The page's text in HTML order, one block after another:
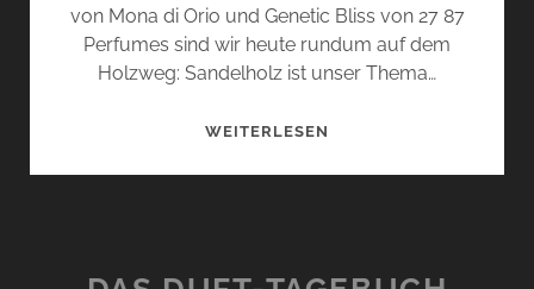
von Mona di Orio und Genetic Bliss von 27 87
Perfumes sind wir heute rundum auf dem
Holzweg: Sandelholz ist unser Thema…
WEITERLESEN